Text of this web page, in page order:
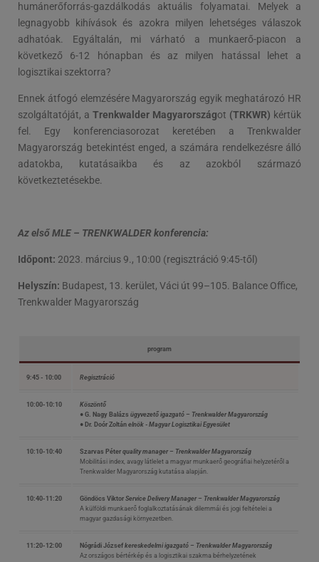
humánerőforrás-gazdálkodás aktuális folyamatai. Melyek a
legnagyobb kihívások és azokra milyen lehetséges válaszok
adhatóak. Egyáltalán, mi várható a munkaerő-piacon a
következő 6-12 hónapban és az milyen hatással lehet a
logisztikai szektorra?
Ennek átfogó elemzésére Magyarország egyik meghatározó HR
szolgáltatóját, a Trenkwalder Magyarországot (TRKWR) kértük
fel. Egy konferenciasorozat keretében a Trenkwalder
Magyarország betekintést enged, a számára rendelkezésre álló
adatokba, kutatásaikba és az azokból származó
következtetésekbe.
Az első MLE – TRENKWALDER konferencia:
Időpont: 2023. március 9., 10:00 (regisztráció 9:45-től)
Helyszín: Budapest, 13. kerület, Váci út 99–105. Balance Office,
Trenkwalder Magyarország
program
9:45 - 10:00 Regisztráció
10:00-10:10
Köszöntő
● G. Nagy Balázs ügyvezető igazgató – Trenkwalder Magyarország
● Dr. Doór Zoltán elnök - Magyar Logisztikai Egyesület
10:10-10:40 Szarvas Péter quality manager – Trenkwalder Magyarország
Mobilitási index, avagy látlelet a magyar munkaerő geográfiai helyzetéről a
Trenkwalder Magyarország kutatása alapján.
10:40-11:20 Göndöcs Viktor Service Delivery Manager – Trenkwalder Magyarország
A külföldi munkaerő foglalkoztatásának dilemmái és jogi feltételei a
magyar gazdasági környezetben.
11:20-12:00 Nógrádi József kereskedelmi igazgató – Trenkwalder Magyarország
Az országos bértérkép és a logisztikai szakma bérhelyzetének